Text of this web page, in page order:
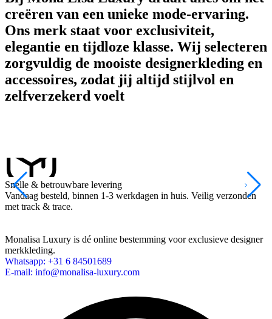
creëren van een unieke mode-ervaring.
Ons merk staat voor exclusiviteit,
elegantie en tijdloze klasse. Wij selecteren
zorgvuldig de mooiste designerkleding en
accessoires, zodat jij altijd stijlvol en
zelfverzekerd voelt
Snelle & betrouwbare levering
Vandaag besteld, binnen 1-3 werkdagen in huis. Veilig verzonden
met track & trace.
Monalisa Luxury is dé online bestemming voor exclusieve designer
merkkleding.
Whatsapp: +31 6 84501689
E-mail: info@monalisa-luxury.com